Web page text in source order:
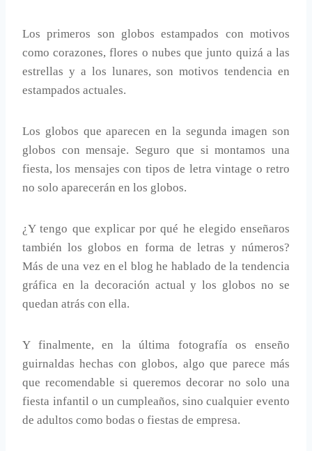
Los primeros son globos estampados con motivos
como corazones, flores o nubes que junto quizá a las
estrellas y a los lunares, son motivos tendencia en
estampados actuales.
Los globos que aparecen en la segunda imagen son
globos con mensaje. Seguro que si montamos una
fiesta, los mensajes con tipos de letra vintage o retro
no solo aparecerán en los globos.
¿Y tengo que explicar por qué he elegido enseñaros
también los globos en forma de letras y números?
Más de una vez en el blog he hablado de la tendencia
gráfica en la decoración actual y los globos no se
quedan atrás con ella.
Y finalmente, en la última fotografía os enseño
guirnaldas hechas con globos, algo que parece más
que recomendable si queremos decorar no solo una
fiesta infantil o un cumpleaños, sino cualquier evento
de adultos como bodas o fiestas de empresa.